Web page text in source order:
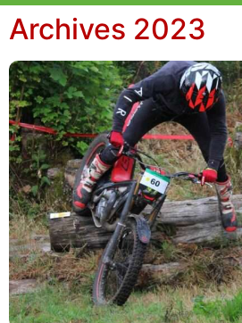
Archives 2023